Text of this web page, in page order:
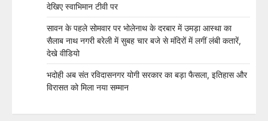
देखिए स्वाभिमान टीवी पर
सावन के पहले सोमवार पर भोलेनाथ के दरबार में उमड़ा आस्था का
सैलाब नाथ नगरी बरेली में सुबह चार बजे से मंदिरों में लगीं लंबी कतारें,
देखे वीडियो
भदोही अब संत रविदासनगर योगी सरकार का बड़ा फैसला, इतिहास और
विरासत को मिला नया सम्मान